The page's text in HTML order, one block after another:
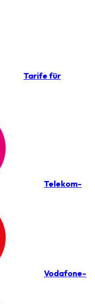
Tarife für
Telekom-
Vodafone-